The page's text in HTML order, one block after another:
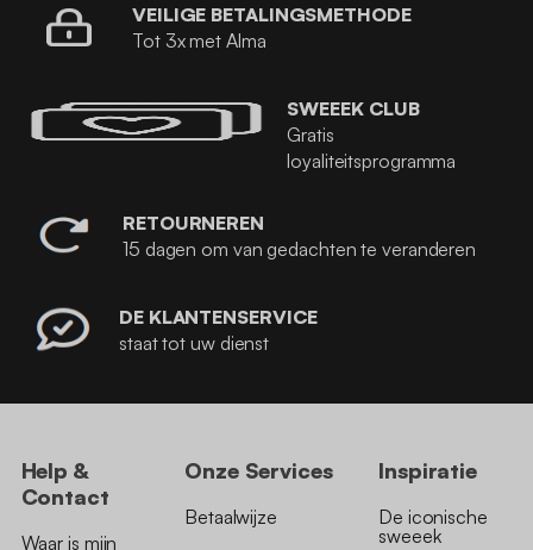
VEILIGE BETALINGSMETHODE
Tot 3x met Alma
SWEEEK CLUB
Gratis
loyaliteitsprogramma
RETOURNEREN
15 dagen om van gedachten te veranderen
DE KLANTENSERVICE
staat tot uw dienst
Help &
Contact
Waar is mijn
Onze Services
Betaalwijze
Inspiratie
De iconische
sweeek